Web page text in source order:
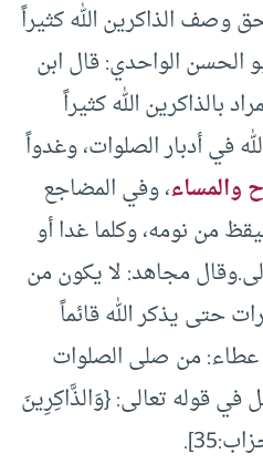
وصف الذاكرين الله كثيراً
الحسن الواحدي: قال ابن
بالذاكرين الله كثيراً
في أدبار الصلوات، وغدواً
والمساء، وفي المضاجع
من نومه، وكلما غدا أو
مجاهد: لا يكون من
حتى يذكر الله قائماً
من صلى الصلوات
قوله تعالى: {وَالذَّاكِرِينَ